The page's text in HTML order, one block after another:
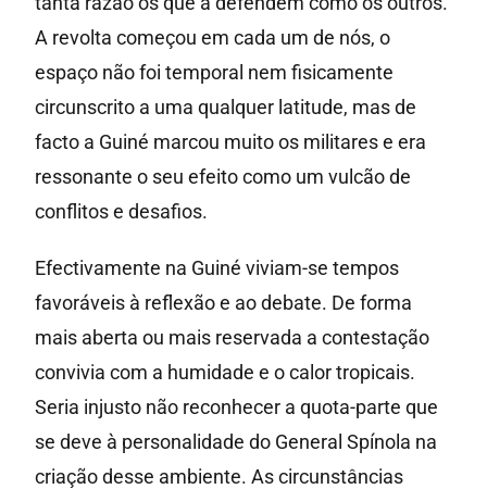
A revolta começou em cada um de nós, o
espaço não foi temporal nem fisicamente
circunscrito a uma qualquer latitude, mas de
facto a Guiné marcou muito os militares e era
ressonante o seu efeito como um vulcão de
conflitos e desafios.
Efectivamente na Guiné viviam-se tempos
favoráveis à reflexão e ao debate. De forma
mais aberta ou mais reservada a contestação
convivia com a humidade e o calor tropicais.
Seria injusto não reconhecer a quota-parte que
se deve à personalidade do General Spínola na
criação desse ambiente. As circunstâncias